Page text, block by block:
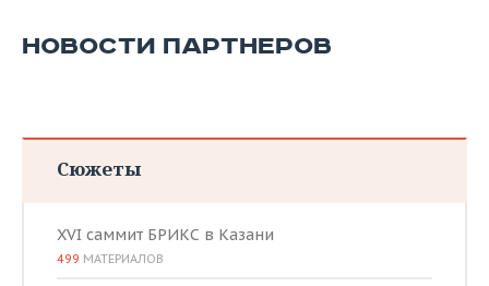
ХОККЕЙ С МЯЧОМ
ПРОИСШЕСТВИЯ
НОВОСТИ ПАРТНЕРОВ
Сюжеты
XVI саммит БРИКС в Казани
499 МАТЕРИАЛОВ